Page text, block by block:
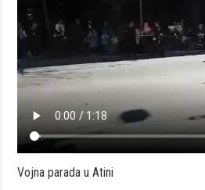
Vojna parada u Atini